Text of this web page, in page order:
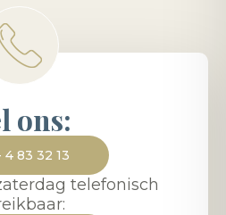
ons:
4 83 32 13
telefonisch